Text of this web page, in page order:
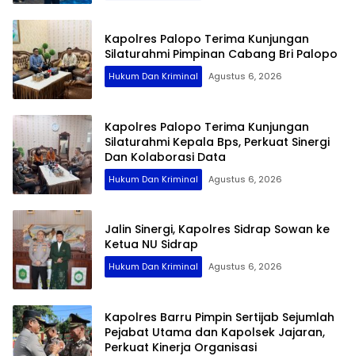
Kapolres Palopo Terima Kunjungan
Silaturahmi Pimpinan Cabang Bri Palopo
Hukum Dan Kriminal Agustus 6, 2026
Kapolres Palopo Terima Kunjungan
Silaturahmi Kepala Bps, Perkuat Sinergi
Dan Kolaborasi Data
Hukum Dan Kriminal Agustus 6, 2026
Jalin Sinergi, Kapolres Sidrap Sowan ke
Ketua NU Sidrap
Hukum Dan Kriminal Agustus 6, 2026
Kapolres Barru Pimpin Sertijab Sejumlah
Pejabat Utama dan Kapolsek Jajaran,
Perkuat Kinerja Organisasi